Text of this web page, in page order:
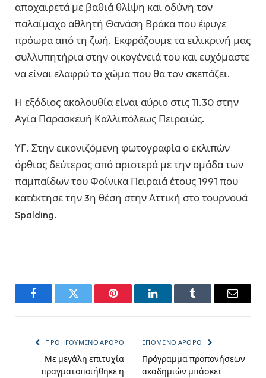
αποχαιρετά με βαθιά θλίψη και οδύνη τον
παλαίμαχο αθλητή Θανάση Βράκα που έφυγε
πρόωρα από τη ζωή. Εκφράζουμε τα ειλικρινή μας
συλλυπητήρια στην οικογένειά του και ευχόμαστε
να είναι ελαφρύ το χώμα που θα τον σκεπάζει.
Η εξόδιος ακολουθία είναι αύριο στις 11.30 στην
Αγία Παρασκευή Καλλιπόλεως Πειραιώς.
ΥΓ. Στην εικονιζόμενη φωτογραφία ο εκλιπών
όρθιος δεύτερος από αριστερά με την ομάδα των
παμπαίδων του Φοίνικα Πειραιά έτους 1991 που
κατέκτησε την 3η θέση στην Αττική στο τουρνουά
Spalding.
FacebookTwitter Pinterest LinkedInTumblr Email
ΠΡΟΗΓΟΎΜΕΝΟ ΆΡΘΡΟ
Με μεγάλη επιτυχία
πραγματοποιήθηκε η
ΕΠΌΜΕΝΟ ΆΡΘΡΟ
Πρόγραμμα προπονήσεων
ακαδημιών μπάσκετ